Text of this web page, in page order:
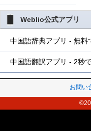
Weblio公式アプリ
中国語辞典アプリ - 無料
中国語翻訳アプリ - 2秒
お問い